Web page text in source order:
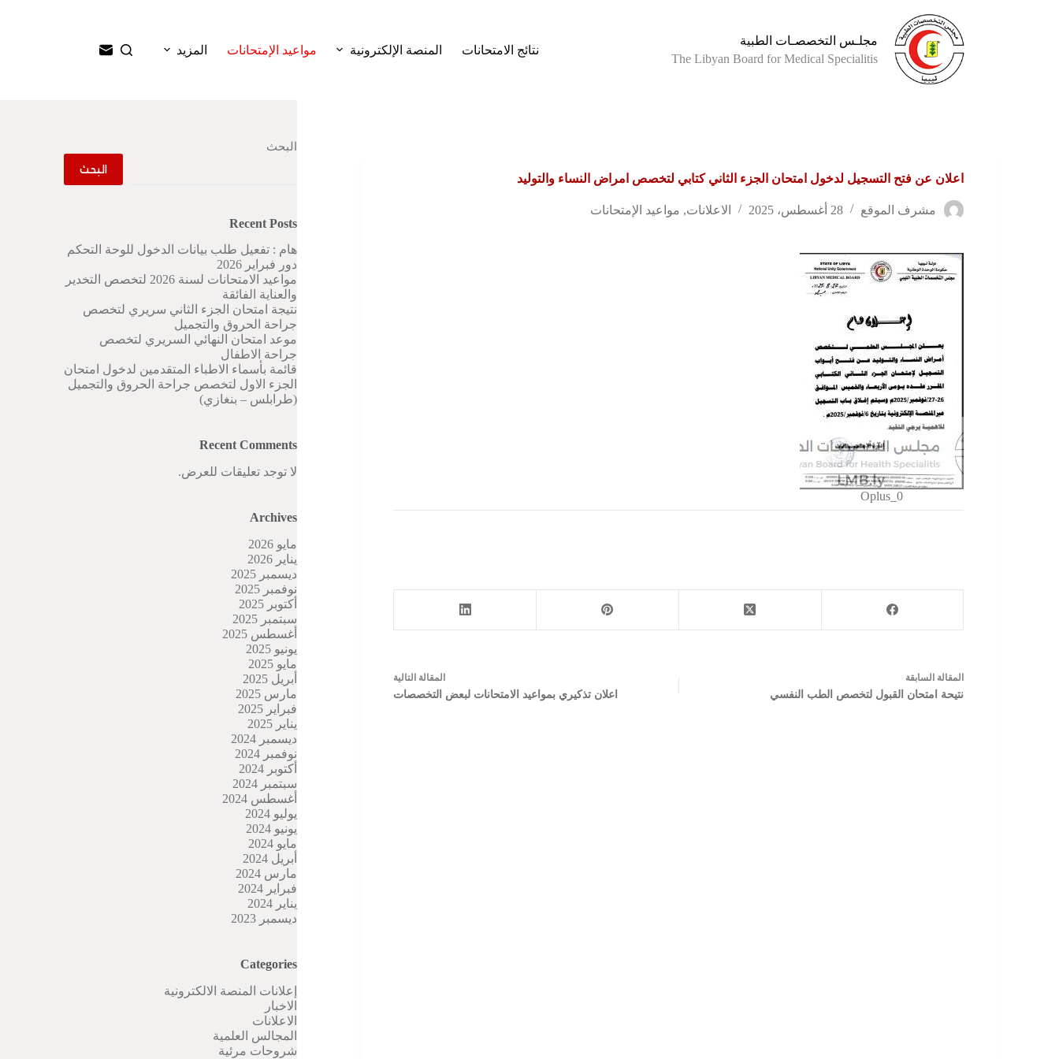
مجلـس التخصصـات الطبية
The Libyan Board for Medical Specialitis
نتائج الامتحانات المنصة الإلكترونية مواعيد الإمتحانات المزيد
اعلان عن فتح التسجيل لدخول امتحان الجزء الثاني كتابي لتخصص امراض النساء والتوليد
مشرف الموقع 28 أغسطس، 2025 الاعلانات, مواعيد الإمتحانات
Oplus_0
المقالة السابقة
نتيحة امتحان القبول لتخصص الطب النفسي
المقالة التالية
اعلان تذكيري بمواعيد الامتحانات لبعض التخصصات
البحث
البحث
Recent Posts
هام : تفعيل طلب بيانات الدخول للوحة التحكم
دور فبراير 2026
مواعيد الامتحانات لسنة 2026 لتخصص التخدير
والعناية الفائقة
نتيجة امتحان الجزء الثاني سريري لتخصص
جراحة الحروق والتجميل
موعد امتحان النهائي السريري لتخصص
جراحة الاطفال
قائمة بأسماء الاطباء المتقدمين لدخول امتحان
الجزء الاول لتخصص جراحة الحروق والتجميل
(طرابلس – بنغازي)
Recent Comments
لا توجد تعليقات للعرض.
Archives
مايو 2026
يناير 2026
ديسمبر 2025
نوفمبر 2025
أكتوبر 2025
سبتمبر 2025
أغسطس 2025
يونيو 2025
مايو 2025
أبريل 2025
مارس 2025
فبراير 2025
يناير 2025
ديسمبر 2024
نوفمبر 2024
أكتوبر 2024
سبتمبر 2024
أغسطس 2024
يوليو 2024
يونيو 2024
مايو 2024
أبريل 2024
مارس 2024
فبراير 2024
يناير 2024
ديسمبر 2023
Categories
إعلانات المنصة الالكترونية
الاخبار
الاعلانات
المجالس العلمية
شروحات مرئية